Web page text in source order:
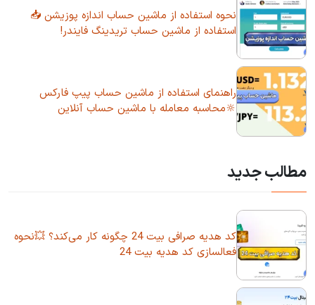
نحوه استفاده از ماشین حساب اندازه پوزیشن 📥
استفاده از ماشین حساب تریدینگ فایندر!
راهنمای استفاده از ماشین حساب پیپ فارکس
🔆محاسبه معامله با ماشین حساب آنلاین
مطالب جدید
کد هدیه صرافی بیت 24 چگونه کار می‌کند؟ 💥نحوه
فعالسازی کد هدیه بیت 24